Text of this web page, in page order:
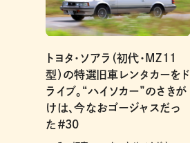
トヨタ・ソアラ（初代・MZ11
型）の特選旧車レンタカーをド
ライブ。“ハイソカー”のさきが
けは、今なおゴージャスだっ
た＃30